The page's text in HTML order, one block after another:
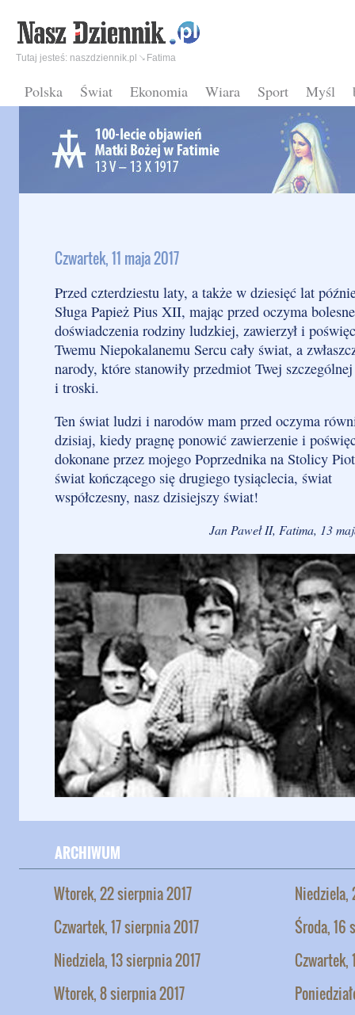
Polska Świat Ekonomia Wiara Sport Myśl
Tutaj jesteś: naszdziennik.pl Fatima
Czwartek, 11 maja 2017
Przed czterdziestu laty, a także w dziesięć lat
Sługa Papież Pius XII, mając przed oczyma bolesne
doświadczenia rodziny ludzkiej, zawierzył i
Twemu Niepokalanemu Sercu cały świat, a
narody, które stanowiły przedmiot Twej
i troski.
Ten świat ludzi i narodów mam przed oczyma
dzisiaj, kiedy pragnę ponowić zawierzenie i
dokonane przez mojego Poprzednika na Stolicy
świat kończącego się drugiego tysiąclecia, świat
współczesny, nasz dzisiejszy świat!
Jan Paweł II, Fatima, 13
ARCHIWUM
Wtorek, 22 sierpnia 2017
Niedziela,
Czwartek, 17 sierpnia 2017
Środa, 16
Niedziela, 13 sierpnia 2017
Czwartek,
Wtorek, 8 sierpnia 2017